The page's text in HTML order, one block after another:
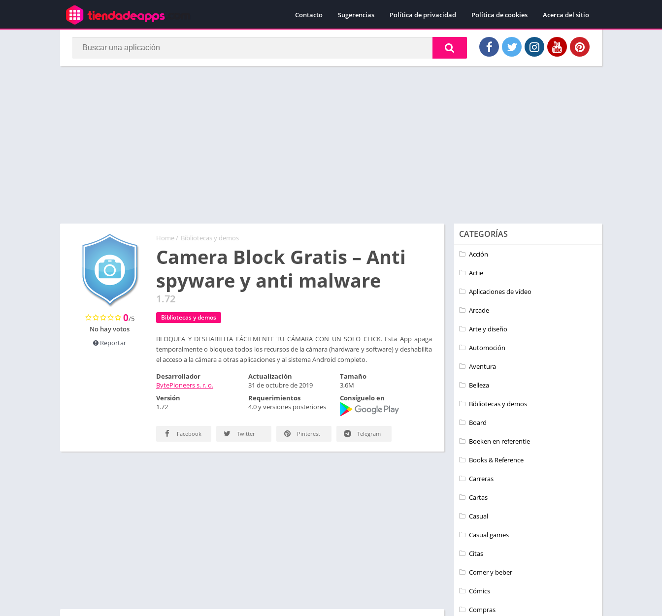
Contacto Sugerencias Política de privacidad Política de cookies Acerca del sitio
Home/ Bibliotecas y demos
Camera Block Gratis – Anti
spyware y anti malware
1.72
Bibliotecas y demos
BLOQUEA Y DESHABILITA FÁCILMENTE TU CÁMARA CON UN SOLO CLICK. Esta App apaga
temporalmente o bloquea todos los recursos de la cámara (hardware y software) y deshabilita
el acceso a la cámara a otras aplicaciones y al sistema Android completo.
0/5
No hay votos
Reportar
Desarrollador
BytePioneers s. r. o.
Actualización
31 de octubre de 2019
Tamaño
3,6M
Versión
1.72
Requerimientos
4.0 y versiones posteriores
Consíguelo en
Facebook Twitter Pinterest Telegram
CATEGORÍAS
Acción
Actie
Aplicaciones de vídeo
Arcade
Arte y diseño
Automoción
Aventura
Belleza
Bibliotecas y demos
Board
Boeken en referentie
Books & Reference
Carreras
Cartas
Casual
Casual games
Citas
Comer y beber
Cómics
Compras